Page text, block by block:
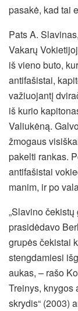
pasakė, kad tai
Pats A.
Vakarų
iš vieno buto,
antifašistai,
važiuojantį
iš kurio
Valiukėną.
žmogaus
pakelti rankas.
antifašistai
manim, ir po
„Slavino
prasidėdavo
grupės čekistai
stengdamiesi
aukas, – rašo
Treinys, knygos
skrydis“ (2003)